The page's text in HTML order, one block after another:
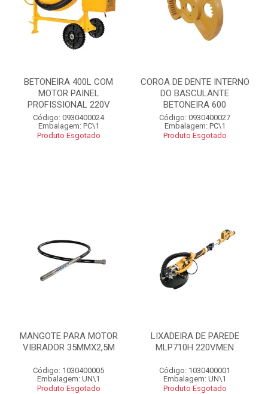
BETONEIRA 400L COM
MOTOR PAINEL
PROFISSIONAL 220V
Código: 0930400024
Embalagem: PC\1
Produto Esgotado
COROA DE DENTE INTERNO
DO BASCULANTE
BETONEIRA 600
Código: 0930400027
Embalagem: PC\1
Produto Esgotado
MANGOTE PARA MOTOR
VIBRADOR 35MMX2,5M
Código: 1030400005
Embalagem: UN\1
Produto Esgotado
LIXADEIRA DE PAREDE
MLP710H 220VMEN
Código: 1030400001
Embalagem: UN\1
Produto Esgotado